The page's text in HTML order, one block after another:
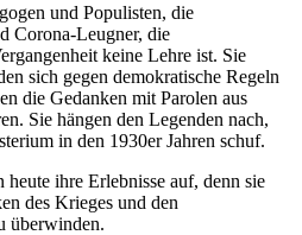
und Populisten, die
Corona-Leugner, die
keine Lehre ist. Sie
sich gegen demokratische Regeln
die Gedanken mit Parolen aus
Sie hängen den Legenden nach,
in den 1930er Jahren schuf.
ihre Erlebnisse auf, denn sie
des Krieges und den
überwinden.